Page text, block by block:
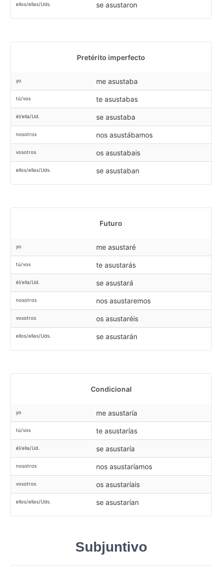
ellos/ellas/Uds. se asustaron
Pretérito imperfecto
yo me asustaba
tú/vos te asustabas
él/ella/Ud. se asustaba
nosotros nos asustábamos
vosotros os asustabais
ellos/ellas/Uds. se asustaban
Futuro
yo me asustaré
tú/vos te asustarás
él/ella/Ud. se asustará
nosotros nos asustaremos
vosotros os asustaréis
ellos/ellas/Uds. se asustarán
Condicional
yo me asustaría
tú/vos te asustarías
él/ella/Ud. se asustaría
nosotros nos asustaríamos
vosotros os asustaríais
ellos/ellas/Uds. se asustarían
Subjuntivo